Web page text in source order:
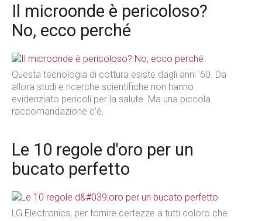
Il microonde è pericoloso?
No, ecco perché
Questa tecnologia di cottura esiste dagli anni '60. Da
allora studi e ricerche scientifiche non hanno
evidenziato pericoli per la salute. Ma una piccola
raccomandazione c’è.
Le 10 regole d'oro per un
bucato perfetto
LG Electronics, per fornire certezze a tutti coloro che